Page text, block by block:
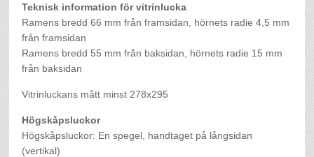
Teknisk information för vitrinlucka
Ramens bredd 66 mm från framsidan, hörnets radie 4,5 mm
från framsidan
Ramens bredd 55 mm från baksidan, hörnets radie 15 mm
från baksidan
Vitrinluckans mått minst 278x295
Högskåpsluckor
Högskåpsluckor: En spegel, handtaget på långsidan
(vertikal)